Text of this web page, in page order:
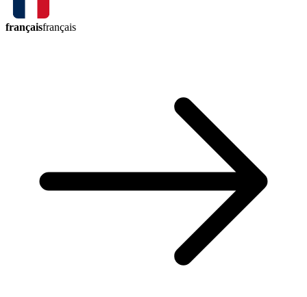
françaisfrançais